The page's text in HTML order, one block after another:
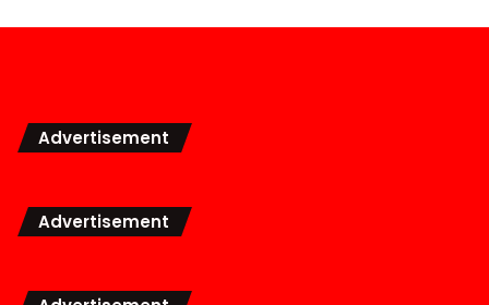
Advertisement
Advertisement